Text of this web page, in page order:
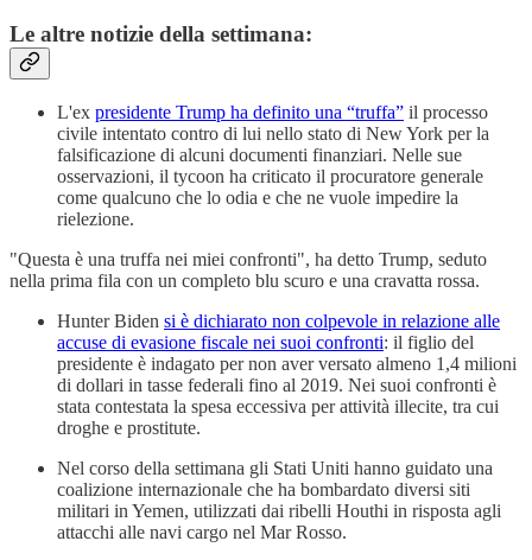
Le altre notizie della settimana:
L'ex presidente Trump ha definito una “truffa” il processo
civile intentato contro di lui nello stato di New York per la
falsificazione di alcuni documenti finanziari. Nelle sue
osservazioni, il tycoon ha criticato il procuratore generale
come qualcuno che lo odia e che ne vuole impedire la
rielezione.
"Questa è una truffa nei miei confronti", ha detto Trump, seduto
nella prima fila con un completo blu scuro e una cravatta rossa.
Hunter Biden si è dichiarato non colpevole in relazione alle
accuse di evasione fiscale nei suoi confronti: il figlio del
presidente è indagato per non aver versato almeno 1,4 milioni
di dollari in tasse federali fino al 2019. Nei suoi confronti è
stata contestata la spesa eccessiva per attività illecite, tra cui
droghe e prostitute.
Nel corso della settimana gli Stati Uniti hanno guidato una
coalizione internazionale che ha bombardato diversi siti
militari in Yemen, utilizzati dai ribelli Houthi in risposta agli
attacchi alle navi cargo nel Mar Rosso.